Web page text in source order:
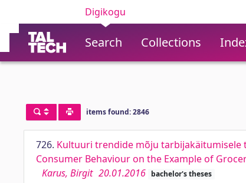
Digikogu
Search Collections
items found: 2846
726. Kultuuri trendide mõju tarbijakäitumisele
Consumer Behaviour on the Example of
Karus, Birgit 20.01.2016 bachelor's theses